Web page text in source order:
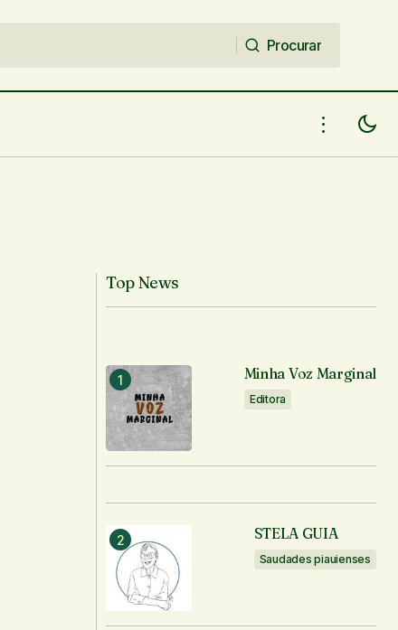
Procurar
Top News
Minha Voz Marginal
Editora
STELA GUIA
Saudades piauienses